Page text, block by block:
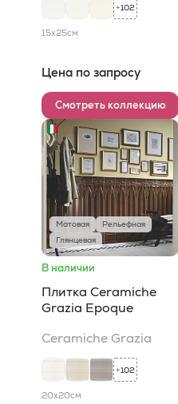
+102
15x25см
Цена по запросу
Смотреть коллекцию
Матовая
Рельефная
Глянцевая
В наличии
Плитка Ceramiche
Grazia Epoque
Ceramiche Grazia
+102
20x20см